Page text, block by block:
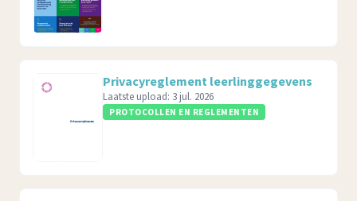
Privacyreglement leerlinggegevens
Laatste upload: 3 jul. 2026
PROTOCOLLEN EN REGLEMENTEN